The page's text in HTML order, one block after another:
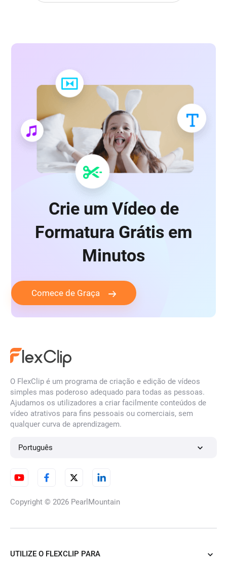
Crie um Vídeo de
Formatura Grátis em
Minutos
Comece de Graça
O FlexClip é um programa de criação e edição de vídeos
simples mas poderoso adequado para todas as pessoas.
Ajudamos os utilizadores a criar facilmente conteúdos de
vídeo atrativos para fins pessoais ou comerciais, sem
qualquer curva de aprendizagem.
Português
Copyright © 2026 PearlMountain
UTILIZE O FLEXCLIP PARA